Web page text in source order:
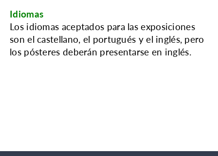
Idiomas
Los idiomas aceptados para las exposiciones
son el castellano, el portugués y el inglés, pero
los pósteres deberán presentarse en inglés.